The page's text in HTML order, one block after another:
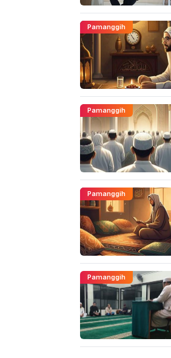
Pamanggih
Pamanggih
Pamanggih
Pamanggih